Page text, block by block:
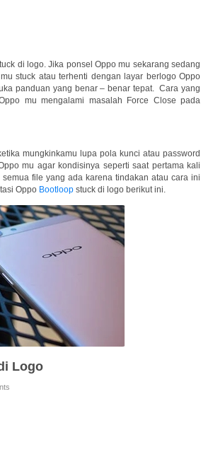
di logo. Jika ponsel Oppo mu sekarang sedang
stuck atau terhenti dengan layar berlogo Oppo
panduan yang benar – benar tepat. Cara yang
mu mengalami masalah Force Close pada
mungkinkamu lupa pola kunci atau password
mu agar kondisinya seperti saat pertama kali
file yang ada karena tindakan atau cara ini
Oppo Bootloop stuck di logo berikut ini.
Logo